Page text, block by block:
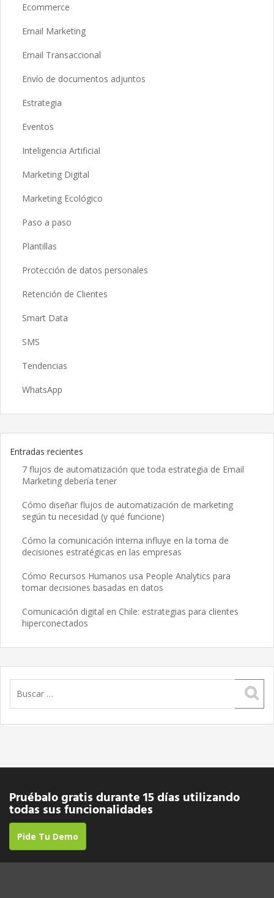
Ecommerce
Email Marketing
Email Transaccional
Envío de documentos adjuntos
Estrategia
Eventos
Inteligencia Artificial
Marketing Digital
Marketing Ecológico
Paso a paso
Plantillas
Protección de datos personales
Retención de Clientes
Smart Data
SMS
Tendencias
WhatsApp
Entradas recientes
7 flujos de automatización que toda estrategia de Email
Marketing debería tener
Cómo diseñar flujos de automatización de marketing
según tu necesidad (y qué funcione)
Cómo la comunicación interna influye en la toma de
decisiones estratégicas en las empresas
Cómo Recursos Humanos usa People Analytics para
tomar decisiones basadas en datos
Comunicación digital en Chile: estrategias para clientes
hiperconectados
Pruébalo gratis durante 15 días utilizando
todas sus funcionalidades
Pide Tu Demo